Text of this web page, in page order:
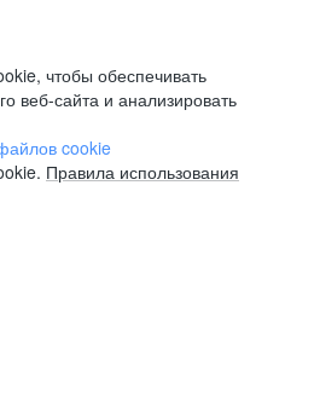
чтобы обеспечивать
веб-сайта и анализировать
cookie
Правила использования